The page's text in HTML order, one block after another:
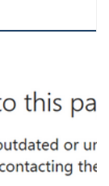
podido
el
Este